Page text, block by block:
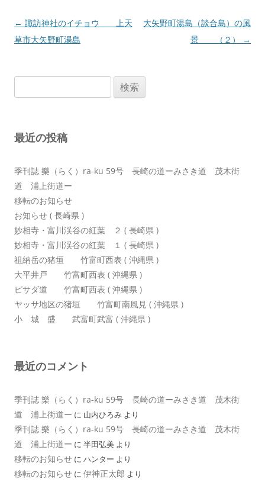
投
稿
ョ
← 諏訪神社のイチョウ 上天
草市大矢野町湯島
大矢野町湯島（談合島）の風
景 （２）
→
索:
最近の投稿
季刊誌 樂（らく）ra-ku 59号 長崎の道ーみさき道 茂木街
道 浦上街道ー
移転のお知らせ
お知らせ ( 長崎県 )
妙相寺・富川渓谷の紅葉 ２ ( 長崎県 )
妙相寺・富川渓谷の紅葉 １ ( 長崎県 )
祖納岳の猪垣 竹富町西表 ( 沖縄県 )
大平井戸 竹富町西表 ( 沖縄県 )
ピサダ道 竹富町西表 ( 沖縄県 )
ヤッサ地区の猪垣 竹富町南風見 ( 沖縄県 )
小 城 盛 武富町武富 ( 沖縄県 )
最近のコメント
季刊誌 樂（らく）ra-ku 59号 長崎の道ーみさき道 茂木街
道 浦上街道ー に 山内ひろみ より
季刊誌 樂（らく）ra-ku 59号 長崎の道ーみさき道 茂木街
道 浦上街道ー に 半田弘美 より
移転のお知らせ に ハンター より
移転のお知らせ に 伊神正太郎 より